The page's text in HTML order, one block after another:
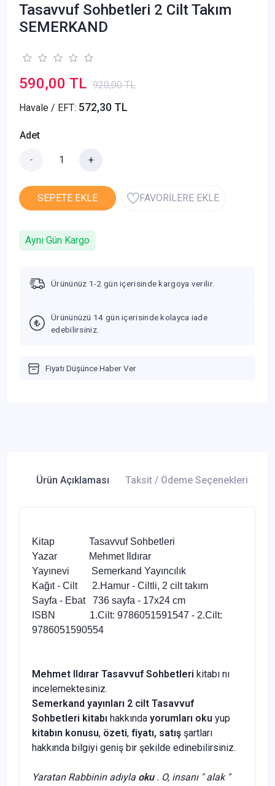
Tasavvuf Sohbetleri 2 Cilt Takım
SEMERKAND
590,00 TL 920,00 TL
Havale / EFT: 572,30 TL
Adet
- +
SEPETE EKLE FAVORİLERE EKLE
Aynı Gün Kargo
Ürününüz 1-2 gün içerisinde kargoya verilir.
Ürününüzü 14 gün içerisinde kolayca iade
edebilirsiniz.
Fiyatı Düşünce Haber Ver
Ürün Açıklaması Taksit / Ödeme Seçenekleri
Kitap Tasavvuf Sohbetleri
Yazar Mehmet Ildırar
Yayınevi Semerkand Yayıncılık
Kağıt - Cilt 2.Hamur - Ciltli, 2 cilt takım
Sayfa - Ebat 736 sayfa - 17x24 cm
ISBN 1.Cilt: 9786051591547 - 2.Cilt:
9786051590554
Mehmet Ildırar Tasavvuf Sohbetleri kitabı nı
incelemektesiniz.
Semerkand yayınları 2 cilt Tasavvuf
Sohbetleri kitabı hakkında yorumları oku yup
kitabın konusu, özeti, fiyatı, satış şartları
hakkında bilgiyi geniş bir şekilde edinebilirsiniz.
Yaratan Rabbinin adıyla oku. O, insanı " alak "